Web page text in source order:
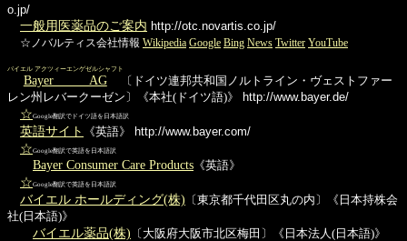
o.jp/
一般用医薬品のご案内 http://otc.novartis.co.jp/
☆ノバルティス会社情報 Wikipedia Google Bing News Twitter YouTube
Bayer AG
バイエル アクツィーエンゲゼルシャフト
〔ドイツ連邦共和国ノルトライン・ヴェストファー
レン州レバークーゼン〕《本社(ドイツ語)》
http://www.bayer.de/
☆Google翻訳でドイツ語を日本語訳
英語サイト 《英語》 http://www.bayer.com/
☆Google翻訳で英語を日本語訳
Bayer Consumer Care Products 《英語》
☆Google翻訳で英語を日本語訳
バイエル ホールディング(株) 〔東京都千代田区丸の内〕《日本持株会
社(日本語)》
バイエル薬品(株) 〔大阪府大阪市北区梅田〕《日本法人(日本語)》